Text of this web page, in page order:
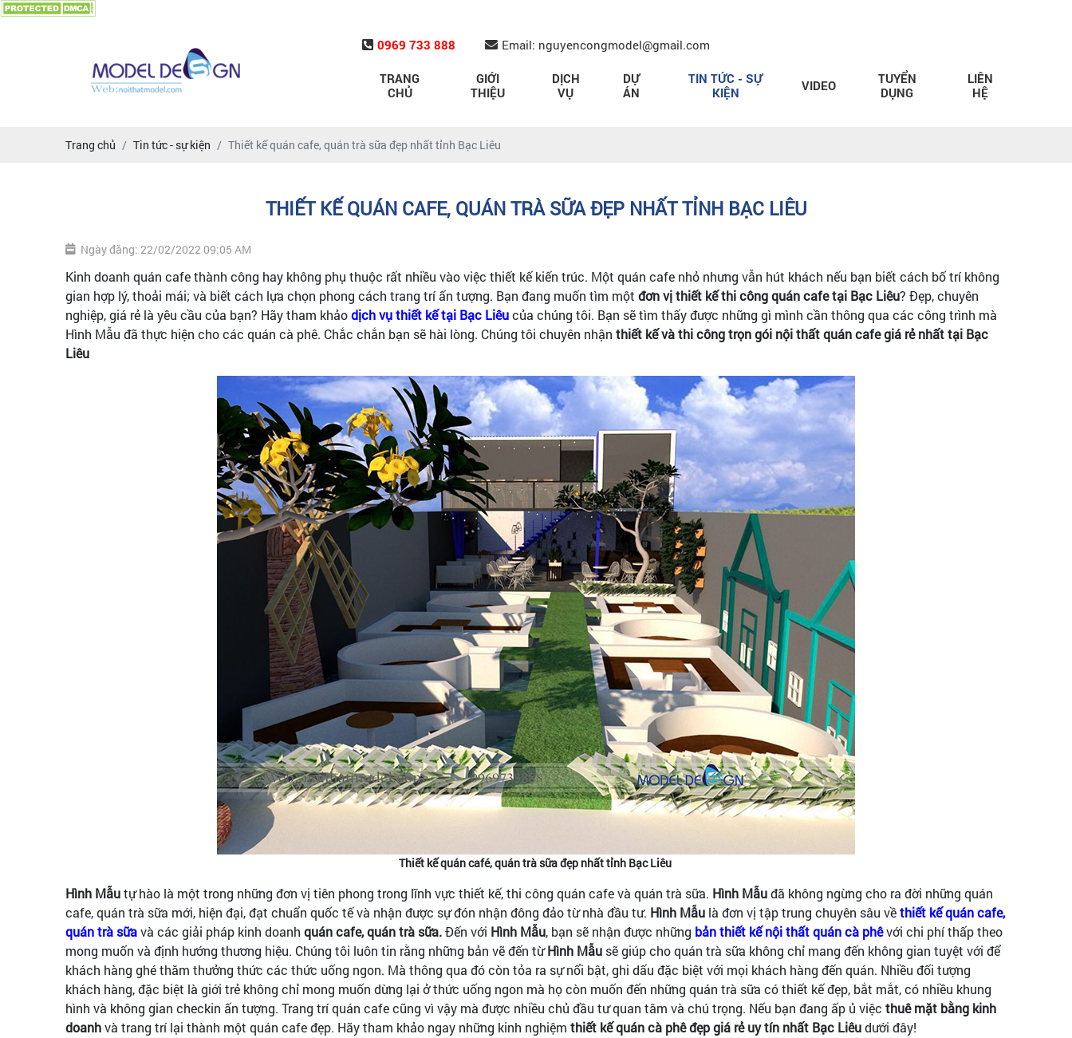
0969 733 888 Email: nguyencongmodel@gmail.com
TRANG
CHỦ
GIỚI
THIỆU
DỊCH
VỤ
DỰ
ÁN
TIN TỨC - SỰ
KIỆN
VIDEO
TUYỂN
DỤNG
LIÊN
HỆ
Trang chủ Tin tức - sự kiện Thiết kế quán cafe, quán trà sữa đẹp nhất tỉnh Bạc Liêu
THIẾT KẾ QUÁN CAFE, QUÁN TRÀ SỮA ĐẸP NHẤT TỈNH BẠC LIÊU
Ngày đăng: 22/02/2022 09:05 AM
Kinh doanh quán cafe thành công hay không phụ thuộc rất nhiều vào việc thiết kế kiến trúc. Một quán cafe nhỏ nhưng vẫn hút khách nếu bạn biết cách bố trí không
gian hợp lý, thoải mái; và biết cách lựa chọn phong cách trang trí ấn tượng. Bạn đang muốn tìm một đơn vị thiết kế thi công quán cafe tại Bạc Liêu? Đẹp, chuyên
nghiệp, giá rẻ là yêu cầu của bạn? Hãy tham khảodịch vụ thiết kếtại Bạc Liêucủa chúng tôi. Bạn sẽ tìm thấy được những gì mình cần thông qua các công trình mà
Hình Mẫu đã thực hiện cho các quán cà phê. Chắc chắn bạn sẽ hài lòng. Chúng tôi chuyên nhận thiết kế và thi công trọn gói nội thất quán cafe giá rẻ nhất tại Bạc
Liêu
Thiết kế quán café, quán trà sữa đẹp nhất tỉnh Bạc Liêu
Hình Mẫutự hào là một trong những đơn vị tiên phong trong lĩnh vực thiết kế, thi công quán cafe và quán trà sữa. Hình Mẫuđã không ngừng cho ra đời những quán
cafe, quán trà sữa mới, hiện đại, đạt chuẩn quốc tế và nhận được sự đón nhận đông đảo từ nhà đầu tư. Hình Mẫu là đơn vị tập trung chuyên sâu vềthiết kế quán cafe,
quán trà sữavà các giải pháp kinh doanh quán cafe, quán trà sữa.Đến với Hình Mẫu, bạn sẽ nhận được những bản thiết kế nội thất quán cà phêvới chi phí thấp theo
mong muốn và định hướng thương hiệu. Chúng tôi luôn tin rằng những bản vẽ đến từHình Mẫu sẽ giúp cho quán trà sữa không chỉ mang đến không gian tuyệt với để
khách hàng ghé thăm thưởng thức các thức uống ngon. Mà thông qua đó còn tỏa ra sự nổi bật, ghi dấu đặc biệt với mọi khách hàng đến quán. Nhiều đối tượng
khách hàng, đặc biệt là giới trẻ không chỉ mong muốn dừng lại ở thức uống ngon mà họ còn muốn đến những quán trà sữa có thiết kế đẹp, bắt mắt, có nhiều khung
hình và không gian checkin ấn tượng. Trang trí quán cafe cũng vì vậy mà được nhiều chủ đầu tư quan tâm và chú trọng. Nếu bạn đang ấp ủ việc thuê mặt bằng kinh
doanhvà trang trí lại thành một quán cafe đẹp. Hãy tham khảo ngay những kinh nghiệm thiết kế quán cà phê đẹp giá rẻ uy tín nhất Bạc Liêudưới đây!